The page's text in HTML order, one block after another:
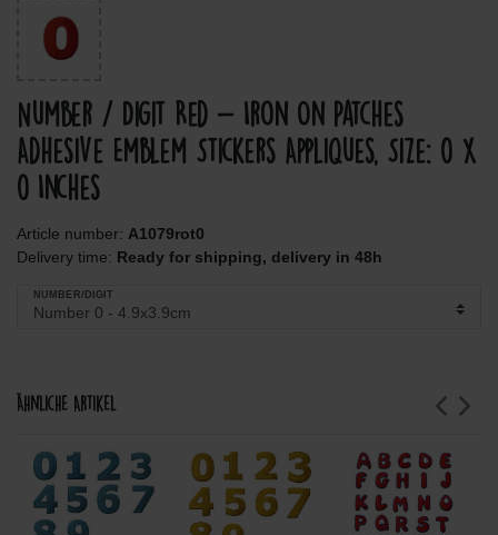
Number / Digit Red - Iron On Patches
Adhesive Emblem Stickers Appliques, Size: 0 x
0 Inches
Article number: A1079rot0
Delivery time: Ready for shipping, delivery in 48h
NUMBER/DIGIT
Ähnliche Artikel